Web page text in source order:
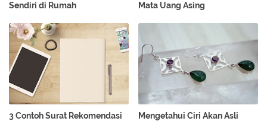
Sendiri di Rumah
Mata Uang Asing
3 Contoh Surat Rekomendasi
Mengetahui Ciri Akan Asli